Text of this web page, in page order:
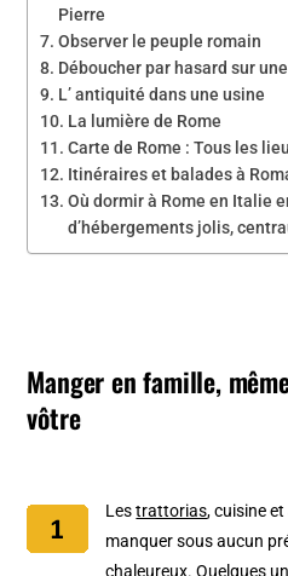
Pierre
Observer le peuple romain
Déboucher par hasard sur
L’ antiquité dans une usine
La lumière de Rome
Carte de Rome : Tous les
Itinéraires et balades à
Où dormir à Rome en Italie
d’hébergements jolis,
Manger en famille,
vôtre
Lestrattorias, cuisine
manquer sous aucun
chaleureux.Quelques